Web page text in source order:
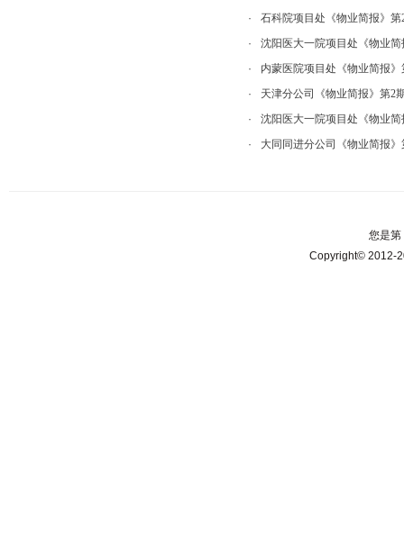
·
石科院项目处《物业简报》第
·
沈阳医大一院项目处《物业简
·
内蒙医院项目处《物业简报》
·
天津分公司《物业简报》第2
·
沈阳医大一院项目处《物业简
·
大同同进分公司《物业简报》
您是第
Copyright©